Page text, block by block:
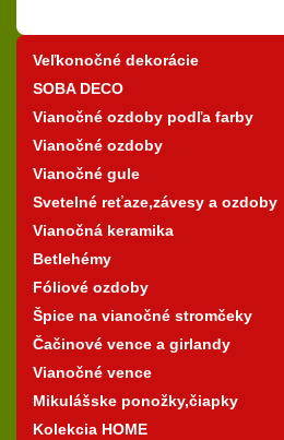
Veľkonočné dekorácie
SOBA DECO
Vianočné ozdoby podľa farby
Vianočné ozdoby
Vianočné gule
Svetelné reťaze,závesy a ozdoby
Vianočná keramika
Betlehémy
Fóliové ozdoby
Špice na vianočné stromčeky
Čačinové vence a girlandy
Vianočné vence
Mikulášske ponožky,čiapky
Kolekcia HOME